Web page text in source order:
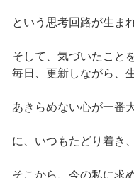
という思考回路が生ま
そして、気づいたこと
毎日、更新しながら、
あきらめない心が一番
に、いつもたどり着き、
そこから、今の私に求